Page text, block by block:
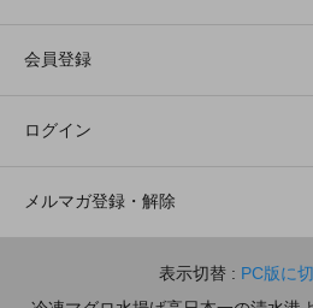
会員登録
ログイン
メルマガ登録・解除
表示切替 : PC版に